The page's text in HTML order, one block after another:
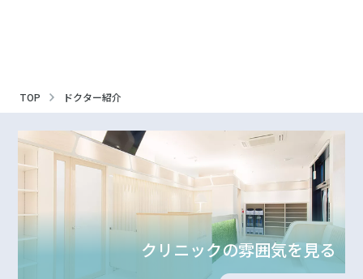
TOP ドクター紹介
クリニックの雰囲気を見る